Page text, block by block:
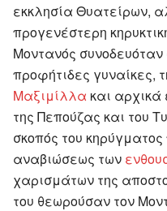
εκκλησία Θυατείρων,
προγενέστερη
Μοντανός
προφήτιδες γυναίκες,
Μαξιμίλλα και αρχικά
της Πεπούζας και του
σκοπός του
αναβιώσεως των
χαρισμάτων της
του θεωρούσαν τον